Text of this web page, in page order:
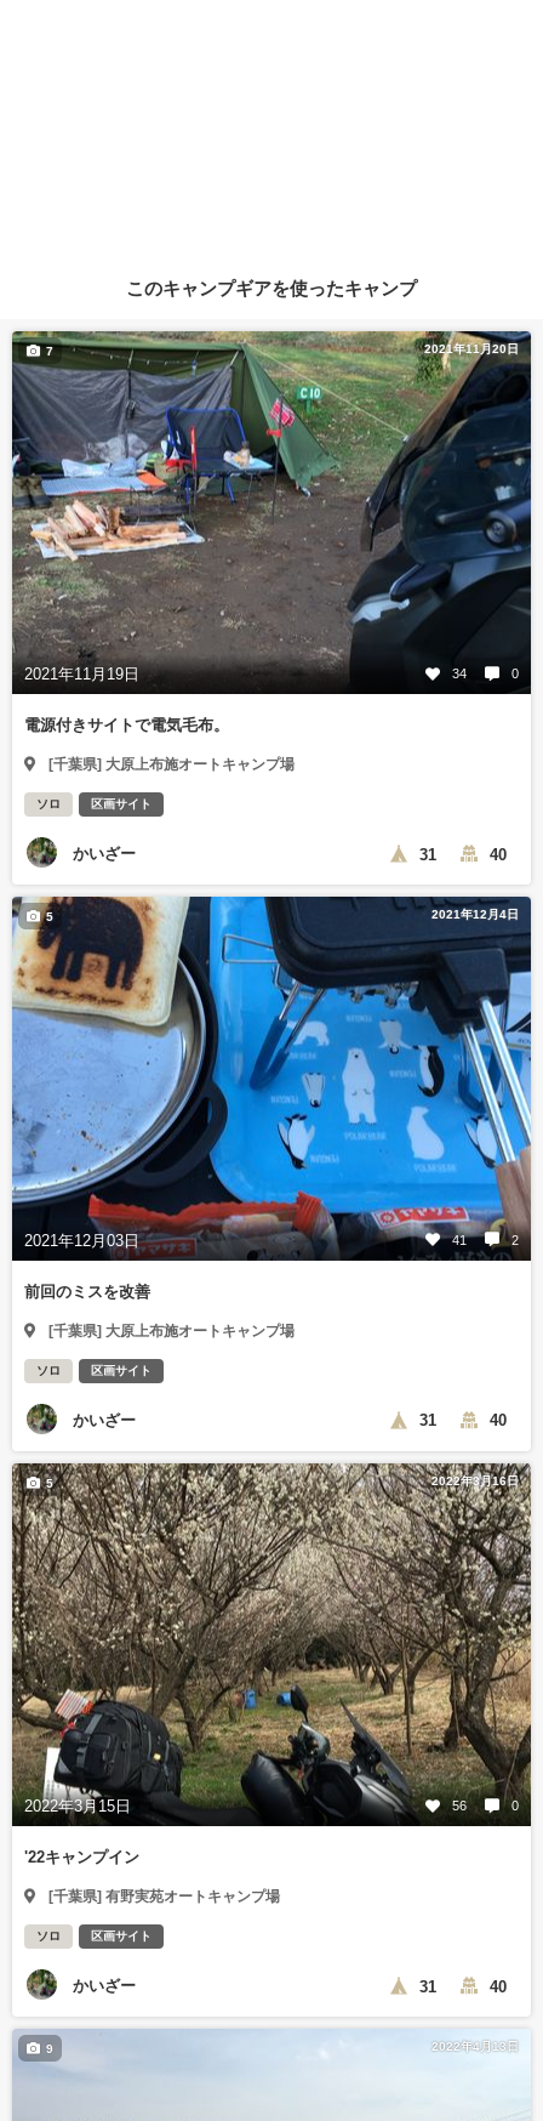
このキャンプギアを使ったキャンプ
2021年11月20日
2021年11月19日 34 0
7
電源付きサイトで電気毛布。
[千葉県] 大原上布施オートキャンプ場
ソロ 区画サイト
かいざー 31 40
2021年12月4日
2021年12月03日 41 2
5
前回のミスを改善
[千葉県] 大原上布施オートキャンプ場
ソロ 区画サイト
かいざー 31 40
2022年3月16日
2022年3月15日 56 0
5
'22キャンプイン
[千葉県] 有野実苑オートキャンプ場
ソロ 区画サイト
かいざー 31 40
2022年4月13日
9